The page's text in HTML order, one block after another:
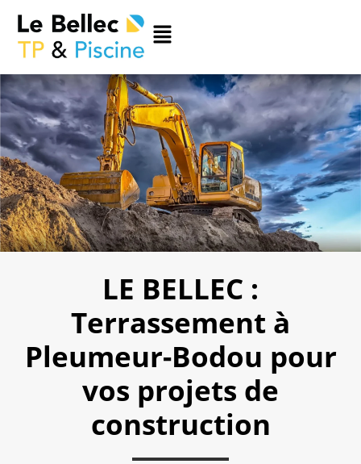
LE BELLEC :
Terrassement à
Pleumeur-Bodou pour
vos projets de
construction